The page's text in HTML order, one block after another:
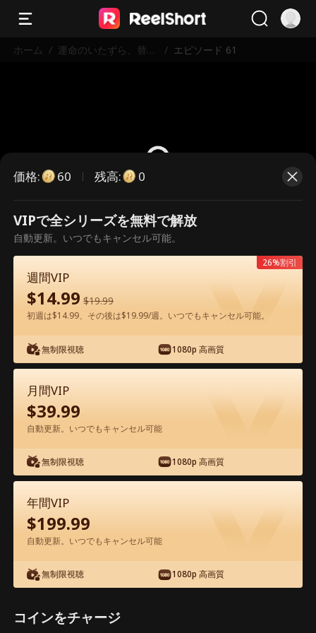
ホーム / 運命のいたずら、替え
/ エピソード 61
こちらは有料のエピソードです。視
聴いただくには解放が必要です。
アプリ内で無料視聴可能
エピソード61 - 運命のいたずら、替え玉
って 誰！ 映画フル
1-50 51-100
61 64
価格: 60 残高: 0
VIPで全シリーズを無料で解放
自動更新。いつでもキャンセル可能。
週間VIP
$14.99 $19.99
初週は$14.99、その後は$19.99/週。いつでもキャンセル可能。
無制限視聴 1080p 高画質
26%割引
月間VIP
$39.99
自動更新。いつでもキャンセル可能
無制限視聴 1080p 高画質
年間VIP
$199.99
自動更新。いつでもキャンセル可能
無制限視聴 1080p 高画質
コインをチャージ